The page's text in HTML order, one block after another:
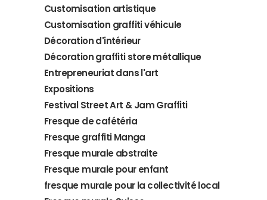
Customisation artistique
Customisation graffiti véhicule
Décoration d'intérieur
Décoration graffiti store métallique
Entrepreneuriat dans l'art
Expositions
Festival Street Art & Jam Graffiti
Fresque de cafétéria
Fresque graffiti Manga
Fresque murale abstraite
Fresque murale pour enfant
fresque murale pour la collectivité local